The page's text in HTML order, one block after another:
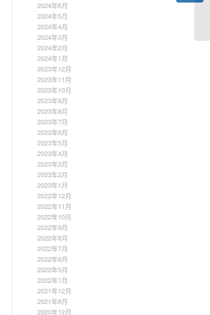
2024年6月
2024年5月
2024年4月
2024年3月
2024年2月
2024年1月
2023年12月
2023年11月
2023年10月
2023年9月
2023年8月
2023年7月
2023年6月
2023年5月
2023年4月
2023年3月
2023年2月
2023年1月
2022年12月
2022年11月
2022年10月
2022年9月
2022年8月
2022年7月
2022年6月
2022年5月
2022年1月
2021年12月
2021年8月
2020年12月